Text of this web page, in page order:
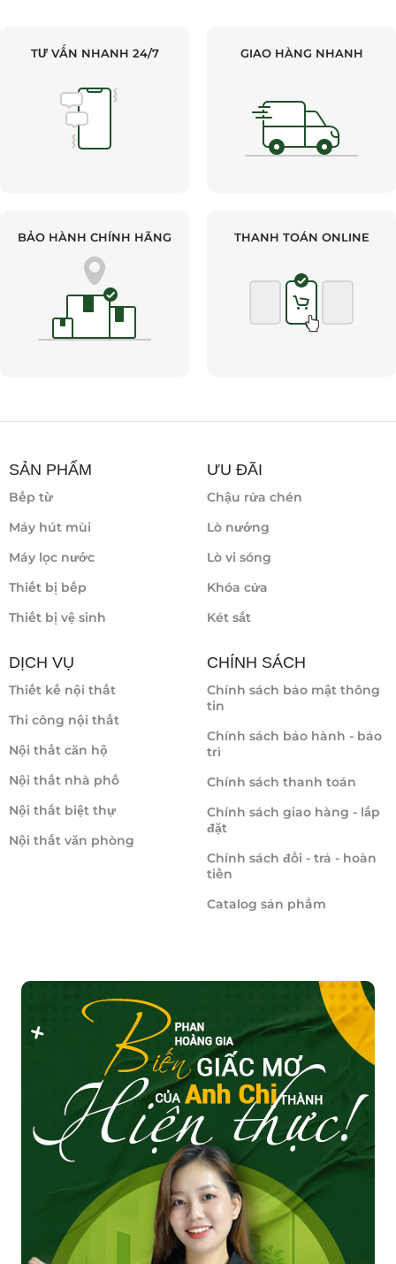
TƯ VẤN NHANH 24/7 GIAO HÀNG NHANH
BẢO HÀNH CHÍNH HÃNG THANH TOÁN ONLINE
SẢN PHẨM
Bếp từ
Máy hút mùi
Máy lọc nước
Thiết bị bếp
Thiết bị vệ sinh
ƯU ĐÃI
Chậu rửa chén
Lò nướng
Lò vi sóng
Khóa cửa
Két sắt
DỊCH VỤ
Thiết kế nội thất
Thi công nội thất
Nội thất căn hộ
Nội thất nhà phố
Nội thất biệt thự
Nội thất văn phòng
CHÍNH SÁCH
Chính sách bảo mật thông
tin
Chính sách bảo hành - bảo
trì
Chính sách thanh toán
Chính sách giao hàng - lắp
đặt
Chính sách đổi - trả - hoàn
tiền
Catalog sản phẩm